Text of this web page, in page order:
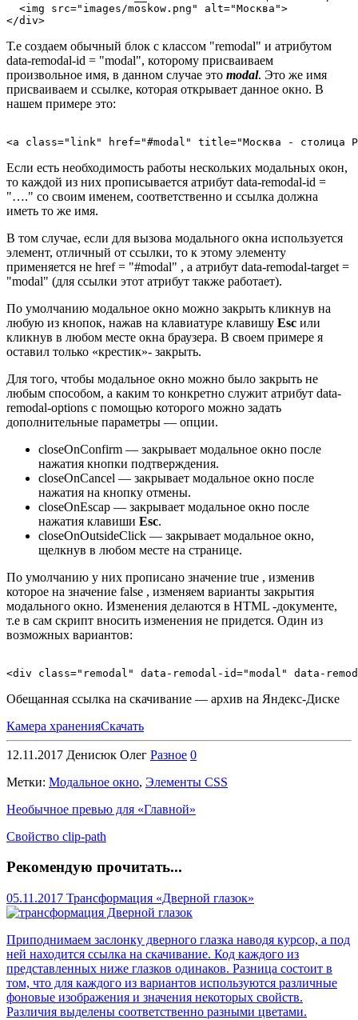
  <img src="images/moskow.png" alt="Москва">
</div>
Т.е создаем обычный блок с классом "remodal" и атрибутом
data-remodal-id = "modal", которому присваиваем
произвольное имя, в данном случае это modal. Это же имя
присваиваем и ссылке, которая открывает данное окно. В
нашем примере это:
Если есть необходимость работы нескольких модальных окон,
то каждой из них прописывается атрибут data-remodal-id =
"…." со своим именем, соответственно и ссылка должна
иметь то же имя.
В том случае, если для вызова модального окна используется
элемент, отличный от ссылки, то к этому элементу
применяется не href = "#modal" , а атрибут data-remodal-target =
"modal" (для ссылки этот атрибут также работает).
По умолчанию модальное окно можно закрыть кликнув на
любую из кнопок, нажав на клавиатуре клавишу Esc или
кликнув в любом месте окна браузера. В своем примере я
оставил только «крестик»- закрыть.
Для того, чтобы модальное окно можно было закрыть не
любым способом, а каким то конкретно служит атрибут data-
remodal-options с помощью которого можно задать
дополнительные параметры — опции.
closeOnConfirm — закрывает модальное окно после
нажатия кнопки подтверждения.
closeOnCancel — закрывает модальное окно после
нажатия на кнопку отмены.
closeOnEscap — закрывает модальное окно после
нажатия клавиши Esc.
closeOnOutsideClick — закрывает модальное окно,
щелкнув в любом месте на странице.
По умолчанию у них прописано значение true , изменив
которое на значение false , изменяем варианты закрытия
модального окно. Изменения делаются в HTML -документе,
т.е в сам скрипт вносить изменения не придется. Один из
возможных вариантов:
Обещанная ссылка на скачивание — архив на Яндекс-Диске
Камера храненияСкачать
12.11.2017 Денисюк Олег Разное 0
Метки: Модальное окно, Элементы CSS
Необычное превью для «Главной»
Свойство clip-path
Рекомендую прочитать...
05.11.2017 Трансформация «Дверной глазок»
Приподнимаем заслонку дверного глазка наводя курсор, а под
ней находится ссылка на скачивание. Код каждого из
представленных ниже глазков одинаков. Разница состоит в
том, что для каждого из вариантов используются различные
фоновые изображения и значения некоторых свойств.
Различия выделены соответственно разными цветами.